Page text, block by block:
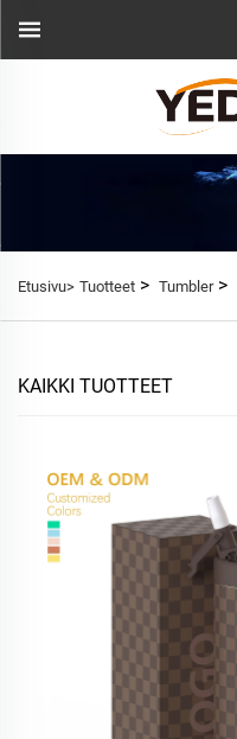
Etusivu> Tuotteet > Tumbler>
KAIKKI TUOTTEET